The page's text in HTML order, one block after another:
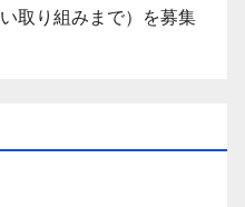
取り組みまで）を募集